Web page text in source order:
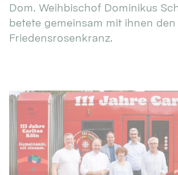
Dom. Weihbischof Dominikus
betete gemeinsam mit ihnen den
Friedensrosenkranz.